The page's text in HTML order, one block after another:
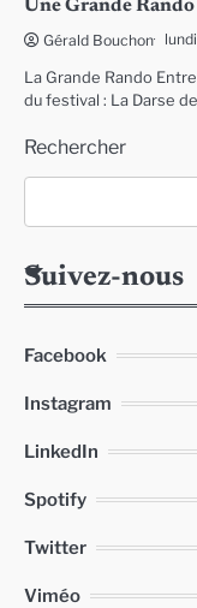
Une Grande
Gérald Bouchon
La Grande Rando
du festival : La Darse
Rechercher
Suivez-nous
Facebook
Instagram
LinkedIn
Spotify
Twitter
Viméo